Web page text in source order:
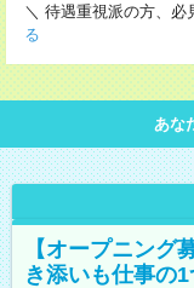
＼ 待遇重視派の方、必
る
あな
【オープニング
き添いも仕事の1